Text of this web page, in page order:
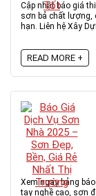
Cập nhật báo giá
sơn bả chất lượng,
hạn. Liên hệ Xây
READ MORE +
Xem ngay bảng
tay nghề cao, sơn